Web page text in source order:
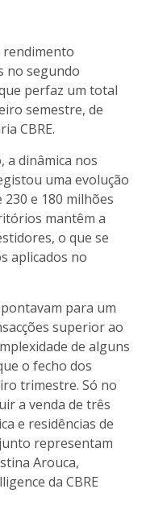
rendimento
no segundo
perfaz um total
semestre, de
CBRE.
a dinâmica nos
uma evolução
e 180 milhões
mantêm a
o que se
aplicados no
para um
superior ao
de alguns
o fecho dos
trimestre. Só no
a venda de três
e residências de
representam
Arouca,
da CBRE